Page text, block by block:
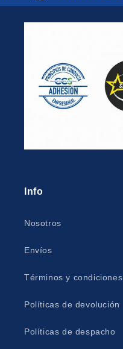
Info
Nosotros
Envíos
Términos y condiciones
Políticas de devolución
Políticas de despacho